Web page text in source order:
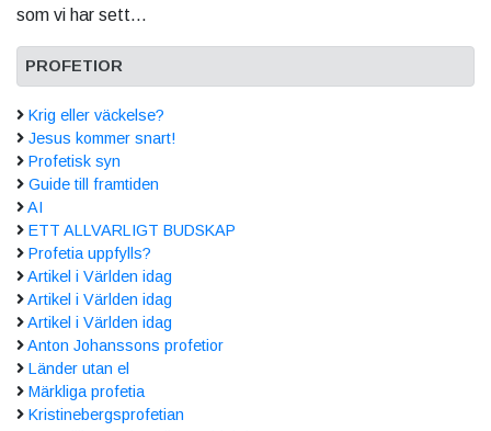
som vi har sett...
PROFETIOR
Krig eller väckelse?
Jesus kommer snart!
Profetisk syn
Guide till framtiden
AI
ETT ALLVARLIGT BUDSKAP
Profetia uppfylls?
Artikel i Världen idag
Artikel i Världen idag
Artikel i Världen idag
Anton Johanssons profetior
Länder utan el
Märkliga profetia
Kristinebergsprofetian